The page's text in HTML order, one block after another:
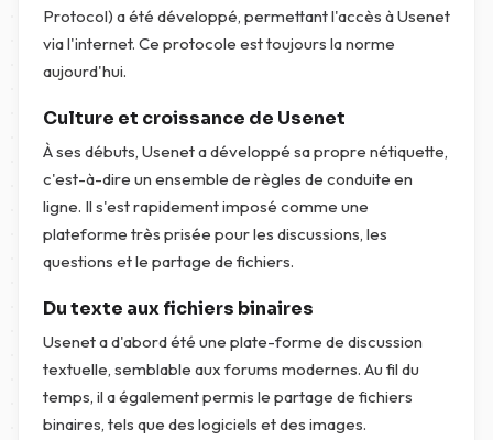
Protocol) a été développé, permettant l'accès à Usenet
via l'internet. Ce protocole est toujours la norme
aujourd'hui.
Culture et croissance de Usenet
À ses débuts, Usenet a développé sa propre nétiquette,
c'est-à-dire un ensemble de règles de conduite en
ligne. Il s'est rapidement imposé comme une
plateforme très prisée pour les discussions, les
questions et le partage de fichiers.
Du texte aux fichiers binaires
Usenet a d'abord été une plate-forme de discussion
textuelle, semblable aux forums modernes. Au fil du
temps, il a également permis le partage de fichiers
binaires, tels que des logiciels et des images.